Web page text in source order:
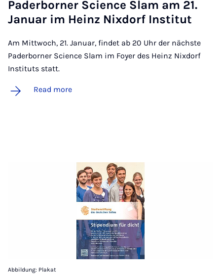
Pader­borner Sci­ence Slam am 21.
Janu­ar im Heinz Nix­dorf In­sti­tut
Am Mittwoch, 21. Januar, findet ab 20 Uhr der nächste
Paderborner Science Slam im Foyer des Heinz Nixdorf
Instituts statt.
Read more
Abbildung: Plakat